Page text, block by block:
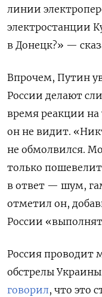
линии
электростанции
в Донецк?» —
Впрочем, Путин
России делают
время реакции на
он не видит.
не обмолвился.
только
в ответ — шум,
отметил он,
России
Россия проводит
обстрелы
говорил, что это